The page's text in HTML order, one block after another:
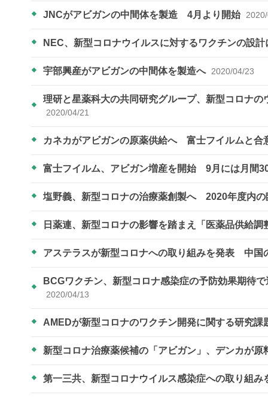
JNCがアビガンの中間体を製造 4月より開始
NEC、新型コロナウイルスに対するワクチンの設
宇部興産がアビガンの中間体を製造へ 2020/04/23
理研と星薬科大の共同研究グループ、新型コロナ
2020/04/21
カネカがアビガンの原薬供給へ 富士フイルムと合
富士フイルム、アビガン増産を開始 9月には月間
塩野義、新型コロナの治療薬創製へ 2020年度内
日薬連、新型コロナの影響を踏まえ「医薬品供給
アステラスが新型コロナへの取り組みを発表 中国
BCGワクチン、新型コロナ感染症の予防効果期待
2020/04/13
AMEDが新型コロナのワクチン開発に関する研究課
新型コロナ治療薬候補の「アビガン」、デンカが
第一三共、新型コロナウイルス感染症への取り組